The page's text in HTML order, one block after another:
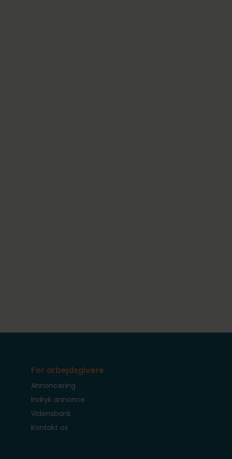
For arbejdsgivere
Annoncering
Indryk annonce
Vidensbank
Kontakt os